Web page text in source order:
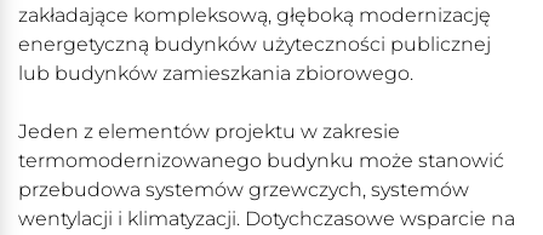
zakładające kompleksową, głęboką modernizację
energetyczną budynków użyteczności publicznej
lub budynków zamieszkania zbiorowego.
Jeden z elementów projektu w zakresie
termomodernizowanego budynku może stanowić
przebudowa systemów grzewczych, systemów
wentylacji i klimatyzacji. Dotychczasowe wsparcie na